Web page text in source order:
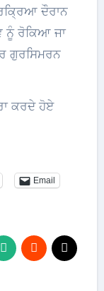
ਦੌਰਾਨ
ਰੋਕਿਆ ਜਾ
ਗੁਰਸਿਮਰਨ
ਕਰਦੇ ਹੋਏ
Email